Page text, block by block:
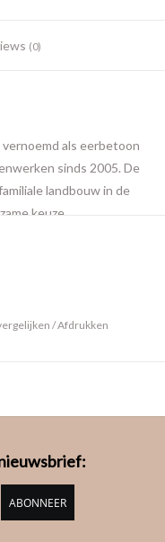
(0)
vernoemd als eerbetoon
sinds 2005. De
landbouw in de
keuze.
/Afdrukken
ABONNEER